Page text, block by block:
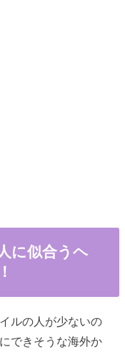
に似合うヘ
ルの人が少ないの
できそうな海外か